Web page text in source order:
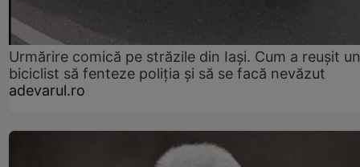
Urmărire comică pe străzile din Iași. Cum a reușit un
biciclist să fenteze poliția și să se facă nevăzut
adevarul.ro